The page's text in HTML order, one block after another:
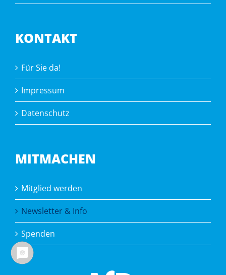
KONTAKT
Für Sie da!
Impressum
Datenschutz
MITMACHEN
Mitglied werden
Newsletter & Info
Spenden